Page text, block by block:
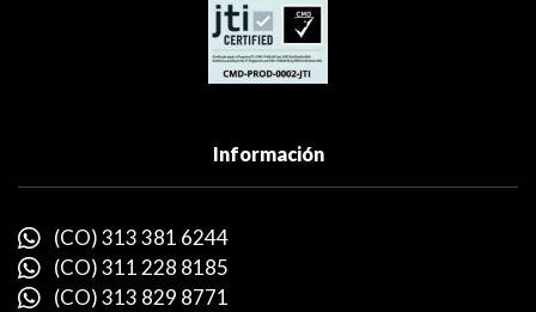
Información
(CO) 313 381 6244
(CO) 311 228 8185
(CO) 313 829 8771